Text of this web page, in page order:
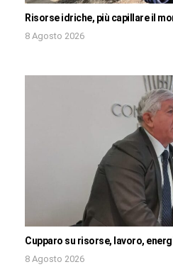
Risorse idriche, più capillare il
8 Agosto 2026
Cupparo su risorse, lavoro,
8 Agosto 2026